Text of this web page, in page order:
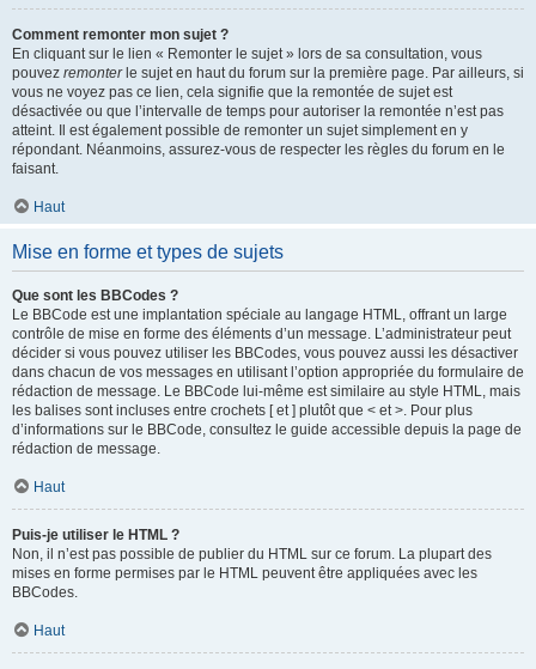
Comment remonter mon sujet ?
En cliquant sur le lien « Remonter le sujet » lors de sa consultation, vous
pouvez remonterle sujet en haut du forum sur la première page. Par ailleurs, si
vous ne voyez pas ce lien, cela signifie que la remontée de sujet est
désactivée ou que l’intervalle de temps pour autoriser la remontée n’est pas
atteint. Il est également possible de remonter un sujet simplement en y
répondant. Néanmoins, assurez-vous de respecter les règles du forum en le
faisant.
Haut
Mise en forme et types de sujets
Que sont les BBCodes ?
Le BBCode est une implantation spéciale au langage HTML, offrant un large
contrôle de mise en forme des éléments d’un message. L’administrateur peut
décider si vous pouvez utiliser les BBCodes, vous pouvez aussi les désactiver
dans chacun de vos messages en utilisant l’option appropriée du formulaire de
rédaction de message. Le BBCode lui-même est similaire au style HTML, mais
les balises sont incluses entre crochets [ et ] plutôt que < et >. Pour plus
d’informations sur le BBCode, consultez le guide accessible depuis la page de
rédaction de message.
Haut
Puis-je utiliser le HTML ?
Non, il n’est pas possible de publier du HTML sur ce forum. La plupart des
mises en forme permises par le HTML peuvent être appliquées avec les
BBCodes.
Haut